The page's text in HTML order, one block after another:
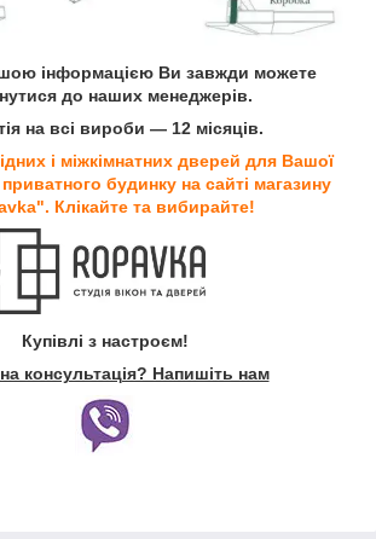
інформацією Ви завжди можете
до наших менеджерів.
на всі вироби — 12 місяців.
і міжкімнатних дверей для Вашої
будинку на сайті магазину
Клікайте та вибирайте!
Купівлі з настроєм!
консультація? Напишіть нам